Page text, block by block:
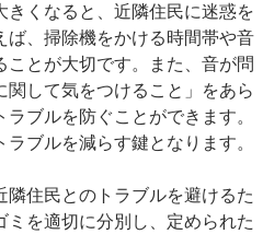
くなると、近隣住民に迷惑を
、掃除機をかける時間帯や音
とが大切です。また、音が問
して気をつけること」をあら
ブルを防ぐことができます。
ブルを減らす鍵となります。
隣住民とのトラブルを避けるた
を適切に分別し、定められた